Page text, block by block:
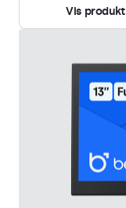
Vis produkt